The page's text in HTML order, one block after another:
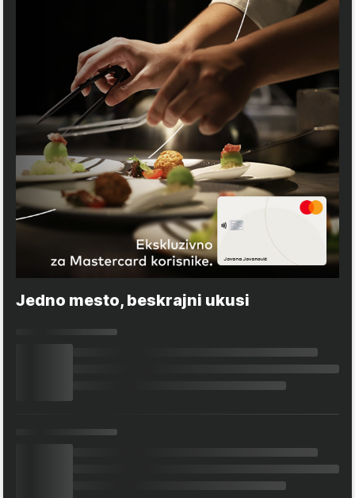
Jedno mesto, beskrajni ukusi